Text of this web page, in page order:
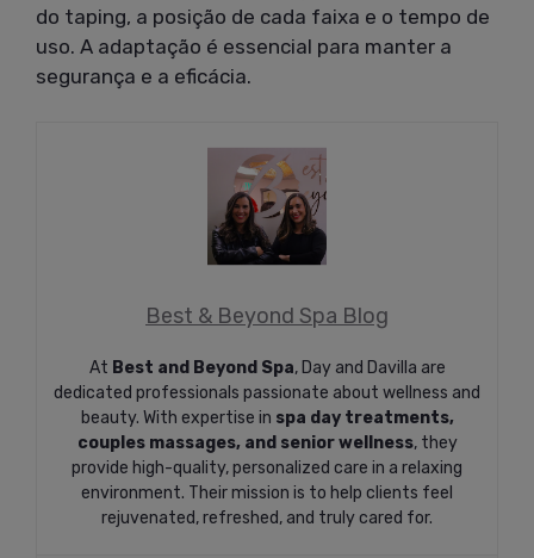
do taping, a posição de cada faixa e o tempo de
uso. A adaptação é essencial para manter a
segurança e a eficácia.
Best & Beyond Spa Blog
At Best and Beyond Spa, Day and Davilla are
dedicated professionals passionate about wellness and
beauty. With expertise in spa day treatments,
couples massages, and senior wellness, they
provide high-quality, personalized care in a relaxing
environment. Their mission is to help clients feel
rejuvenated, refreshed, and truly cared for.